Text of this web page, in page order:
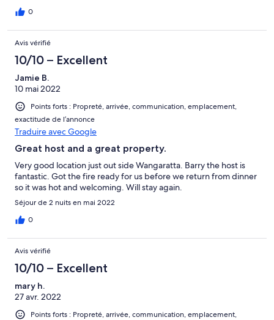
0
Avis vérifié
10/10 – Excellent
Jamie B.
10 mai 2022
Points forts : Propreté, arrivée, communication, emplacement,
exactitude de l’annonce
Traduire avec Google
Great host and a great property.
Very good location just out side Wangaratta. Barry the host is
fantastic. Got the fire ready for us before we return from dinner
so it was hot and welcoming. Will stay again.
Séjour de 2 nuits en mai 2022
0
Avis vérifié
10/10 – Excellent
mary h.
27 avr. 2022
Points forts : Propreté, arrivée, communication, emplacement,